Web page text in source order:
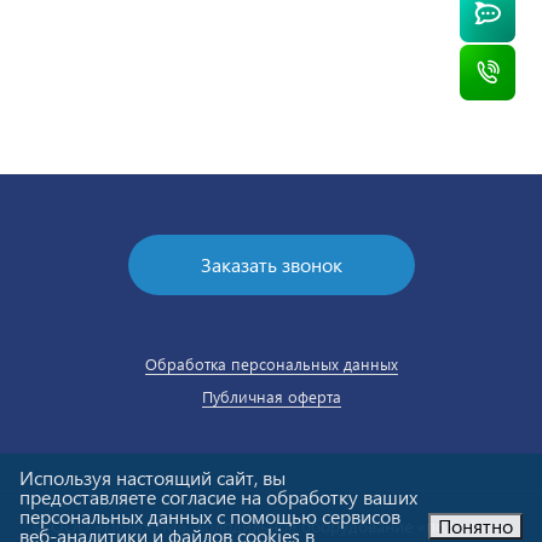
Заказать звонок
Обработка персональных данных
Публичная оферта
© ООО «Полюс-М». Холодильное оборудование «под ключ».
Используя настоящий сайт, вы
предоставляете согласие на обработку ваших
персональных данных с помощью сервисов
веб-аналитики и файлов cookies в Понятно